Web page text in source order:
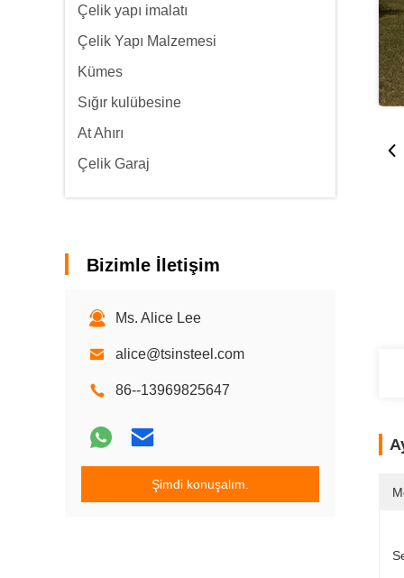
Çelik yapı imalatı
Çelik Yapı Malzemesi
Kümes
Sığır kulübesine
At Ahırı
Çelik Garaj
Bizimle İletişim
Ms. Alice Lee
alice@tsinsteel.com
86--13969825647
Şimdi konuşalım.